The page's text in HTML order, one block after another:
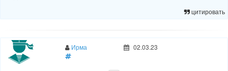
цитировать
Ирма 02.03.23